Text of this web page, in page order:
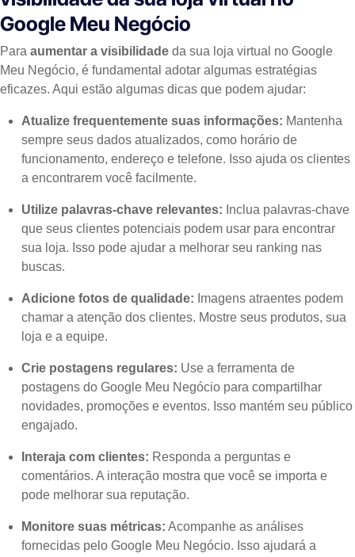
Google Meu Negócio
Para aumentar a visibilidade da sua loja virtual no Google
Meu Negócio, é fundamental adotar algumas estratégias
eficazes. Aqui estão algumas dicas que podem ajudar:
Atualize frequentemente suas informações: Mantenha
sempre seus dados atualizados, como horário de
funcionamento, endereço e telefone. Isso ajuda os clientes
a encontrarem você facilmente.
Utilize palavras-chave relevantes: Inclua palavras-chave
que seus clientes potenciais podem usar para encontrar
sua loja. Isso pode ajudar a melhorar seu ranking nas
buscas.
Adicione fotos de qualidade: Imagens atraentes podem
chamar a atenção dos clientes. Mostre seus produtos, sua
loja e a equipe.
Crie postagens regulares: Use a ferramenta de
postagens do Google Meu Negócio para compartilhar
novidades, promoções e eventos. Isso mantém seu público
engajado.
Interaja com clientes: Responda a perguntas e
comentários. A interação mostra que você se importa e
pode melhorar sua reputação.
Monitore suas métricas: Acompanhe as análises
fornecidas pelo Google Meu Negócio. Isso ajudará a